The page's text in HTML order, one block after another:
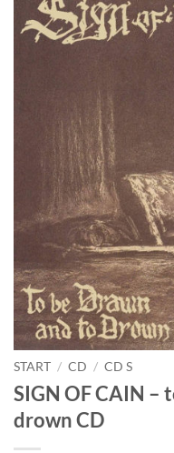
START / CD / CD S
SIGN OF CAIN –
drown CD